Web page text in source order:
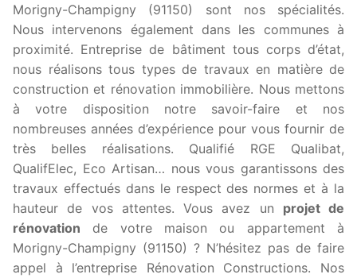
Morigny-Champigny (91150) sont nos spécialités.
Nous intervenons également dans les communes à
proximité. Entreprise de bâtiment tous corps d’état,
nous réalisons tous types de travaux en matière de
construction et rénovation immobilière. Nous mettons
à votre disposition notre savoir-faire et nos
nombreuses années d’expérience pour vous fournir de
très belles réalisations. Qualifié RGE Qualibat,
QualifElec, Eco Artisan… nous vous garantissons des
travaux effectués dans le respect des normes et à la
hauteur de vos attentes. Vous avez un projet de
rénovation de votre maison ou appartement à
Morigny-Champigny (91150) ? N’hésitez pas de faire
appel à l’entreprise Rénovation Constructions. Nos